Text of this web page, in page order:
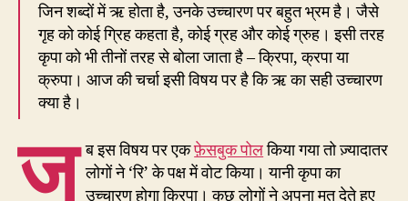
जिन शब्दों में ऋ होता है, उनके उच्चारण पर बहुत भ्रम है। जैसे
गृह को कोई ग्रिह कहता है, कोई ग्रह और कोई ग्रुह। इसी तरह
कृपा को भी तीनों तरह से बोला जाता है – क्रिपा, क्रपा या
क्रुपा। आज की चर्चा इसी विषय पर है कि ऋ का सही उच्चारण
क्या है।
ज ब इस विषय पर एकफ़ेसबुक पोलकिया गया तो ज़्यादातर
लोगों ने ‘रि’ के पक्ष में वोट किया। यानी कृपा का
उच्चारण होगा क्रिपा। कुछ लोगों ने अपना मत देते हुए